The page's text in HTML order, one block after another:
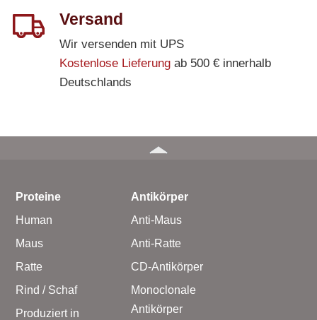
Versand
Wir versenden mit UPS
Kostenlose Lieferungab 500 € innerhalb
Deutschlands
Proteine
Human
Maus
Ratte
Rind / Schaf
Produziert in
Antikörper
Anti-Maus
Anti-Ratte
CD-Antikörper
Monoclonale
Antikörper